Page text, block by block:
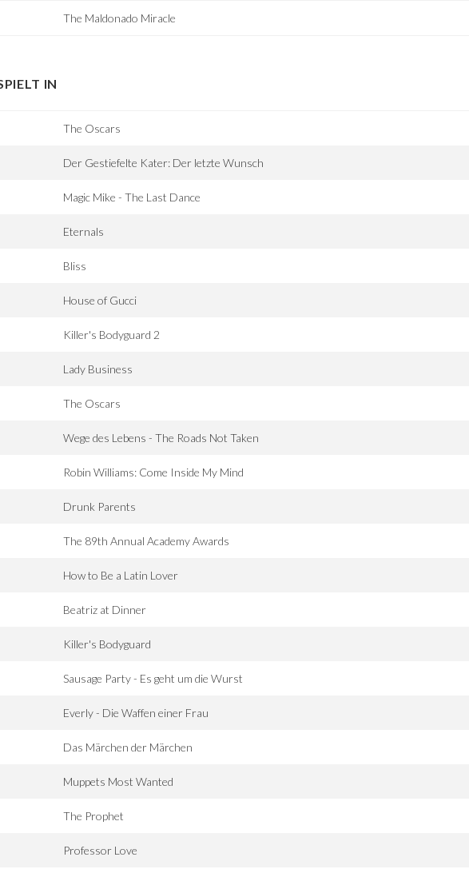
The Maldonado Miracle
IN
The Oscars
Der Gestiefelte Kater: Der letzte Wunsch
Magic Mike - The Last Dance
Eternals
Bliss
House of Gucci
Killer's Bodyguard 2
Lady Business
The Oscars
Wege des Lebens - The Roads Not Taken
Robin Williams: Come Inside My Mind
Drunk Parents
The 89th Annual Academy Awards
How to Be a Latin Lover
Beatriz at Dinner
Killer's Bodyguard
Sausage Party - Es geht um die Wurst
Everly - Die Waffen einer Frau
Das Märchen der Märchen
Muppets Most Wanted
The Prophet
Professor Love